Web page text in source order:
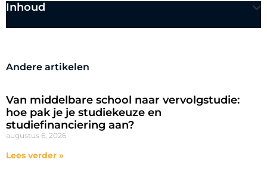
Inhoud
Andere artikelen
Van middelbare school naar vervolgstudie:
hoe pak je je studiekeuze en
studiefinanciering aan?
augustus 6, 2026
Lees verder »